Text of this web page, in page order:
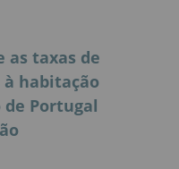
as taxas de
habitação
de Portugal